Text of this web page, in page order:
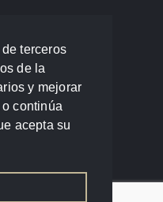
terceros
de la
y mejorar
continúa
acepta su